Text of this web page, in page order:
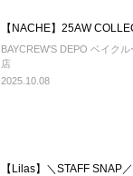
【NACHE】25AW
BAYCREW'S DEPO ベイク
店
2025.10.08
【Lilas】＼STAFF SNAP